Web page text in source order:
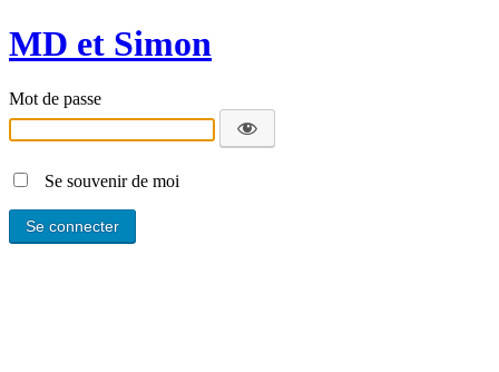
MD et Simon
Mot de passe
Se souvenir de moi